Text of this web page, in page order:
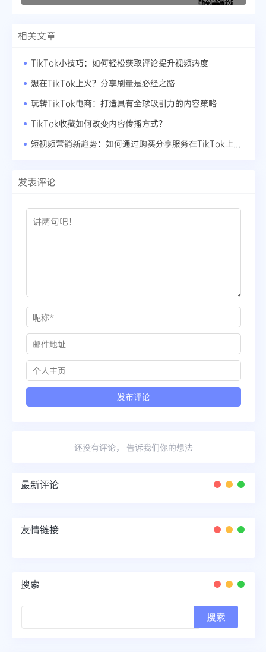
相关文章
TikTok小技巧：如何轻松获取评论提升视频热度
想在TikTok上火？分享刷量是必经之路
玩转TikTok电商：打造具有全球吸引力的内容策略
TikTok收藏如何改变内容传播方式？
发表评论
还没有评论， 告诉我们你的想法
最新评论
友情链接
搜索